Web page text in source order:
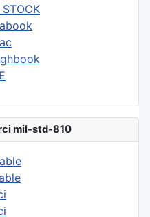
mil-std-810